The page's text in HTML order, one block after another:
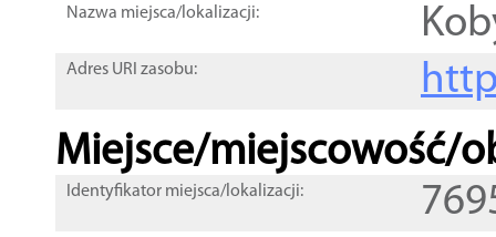
Nazwa miejsca/lokalizacji:
Adres URI zasobu:
Miejsce/miejscowość/
Identyfikator miejsca/lokalizacji: